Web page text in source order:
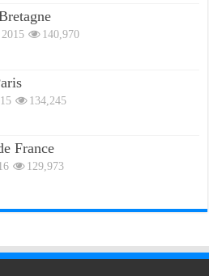
140,970
134,245
France
129,973